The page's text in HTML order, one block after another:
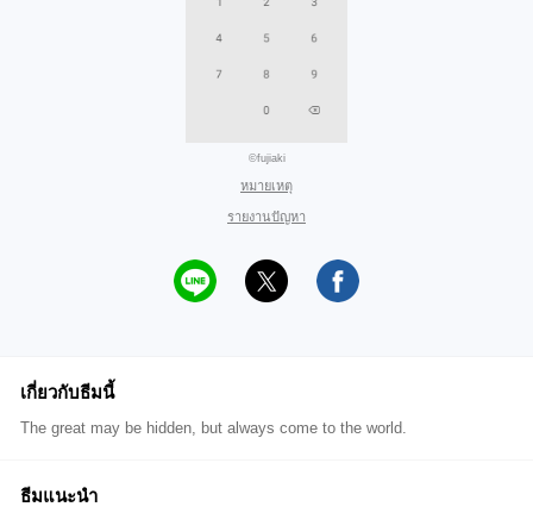
©fujiaki
หมายเหตุ
รายงานปัญหา
เกี่ยวกับธีมนี้
The great may be hidden, but always come to the world.
ธีมแนะนำ